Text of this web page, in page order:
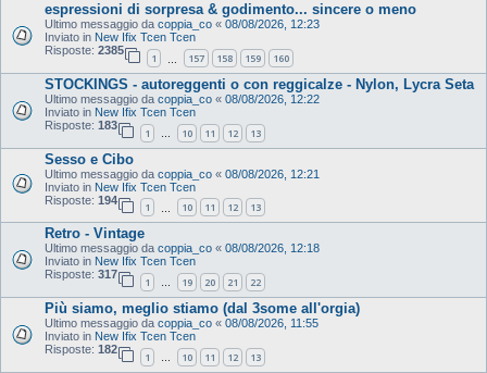
espressioni di sorpresa & godimento... sincere o meno
Ultimo messaggio da coppia_co « 08/08/2026, 12:23
Inviato in New Ifix Tcen Tcen
Risposte: 2385
1 157 158 159 160
STOCKINGS - autoreggenti o con reggicalze - Nylon, Lycra Seta
Ultimo messaggio da coppia_co « 08/08/2026, 12:22
Inviato in New Ifix Tcen Tcen
Risposte: 183
1 … 10 11 12 13
Sesso e Cibo
Ultimo messaggio da coppia_co « 08/08/2026, 12:21
Inviato in New Ifix Tcen Tcen
Risposte: 194
1 10 11 12 13
Retro - Vintage
Ultimo messaggio da coppia_co « 08/08/2026, 12:18
Inviato in New Ifix Tcen Tcen
Risposte: 317
1 … 19 20 21 22
Più siamo, meglio stiamo (dal 3some all'orgia)
Ultimo messaggio da coppia_co « 08/08/2026, 11:55
Inviato in New Ifix Tcen Tcen
Risposte: 182
1 … 10 11 12 13